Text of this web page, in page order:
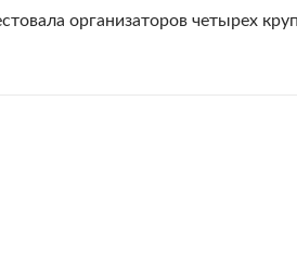
организаторов четырех